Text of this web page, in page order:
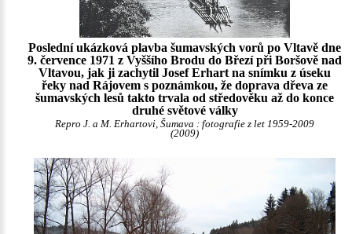
Poslední ukázková plavba šumavských vorů po Vltavě dne
9. července 1971 z Vyššího Brodu do Březí při Boršově nad
Vltavou, jak ji zachytil Josef Erhart na snímku z úseku
řeky nad Rájovem s poznámkou, že doprava dřeva ze
šumavských lesů takto trvala od středověku až do konce
druhé světové války
Repro J. a M. Erhartovi, Šumava : fotografie z let 1959-2009
(2009)